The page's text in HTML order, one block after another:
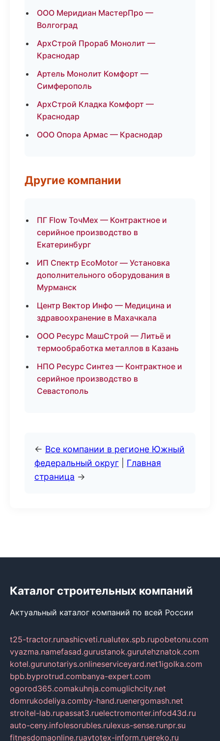
ООО Меридиан МастерПро —
Волгоград
АрхСтрой Прораб Монолит —
Краснодар
Артель Монолит Комфорт —
Симферополь
АрхСтрой Кладка Комфорт —
Краснодар
ООО Опора Армас — Краснодар
Другие компании
ПГ Flow ТочМех — Контрактное и
серийное производство в
Екатеринбург
ИП Спектр EcoMotor — Установка
дополнительного оборудования в
Мурманск
Центр Вектор Инфо — Медицина и
здравоохранение в Махачкала
ООО Ресурс МашСтрой — Литьё и
термообработка металлов в Казань
НПО Ресурс Синтез — Контрактное и
серийное производство в
Севастополь
← Все компании в регионе Южный
федеральный округ
Главная
страница →
Каталог строительных компаний
Актуальный каталог компаний по всей России
t25-tractor.runashicveti.rualutex.spb.rupobetonu.com
vyazma.namefasad.gurustanok.gurutehznatok.com
kotel.gurunotariys.onlineserviceyard.net1igolka.com
bpb.byprotrud.combanya-expert.com
ogorod365.comakuhnja.comuglichcity.net
domrukodeliya.comby-hand.ruenergomash.net
stroitel-lab.rupassat3.ruelectromonter.infod43d.ru
auto-ceny.infolesorubles.rulexus-sense.runpr.su
fitnesdomaonline.ruavtotex-inform.ruereko.ru